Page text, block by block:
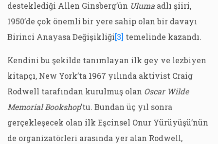
desteklediği Allen Ginsberg’ün Uluma adlı şiiri,
1950’de çok önemli bir yere sahip olan bir davayı
Birinci Anayasa Değişikliği[3] temelinde kazandı.
Kendini bu şekilde tanımlayan ilk gey ve lezbiyen
kitapçı, New York’ta 1967 yılında aktivist Craig
Rodwell tarafından kurulmuş olan Oscar Wilde
Memorial Bookshop’tu. Bundan üç yıl sonra
gerçekleşecek olan ilk Eşcinsel Onur Yürüyüşü’nün
de organizatörleri arasında yer alan Rodwell,